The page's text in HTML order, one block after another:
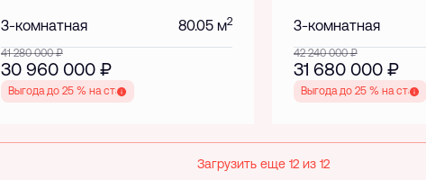
3-комнатная 80.05 м2
41 280 000₽
30 960 000 ₽
Выгода до 25 % на старте
3-комнатная
42 240 000₽
31 680 000 ₽
Выгода до 25 % на старте
Загрузить еще 12 из 12